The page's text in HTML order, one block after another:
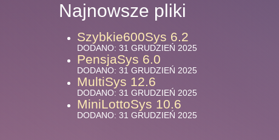
Najnowsze pliki
Szybkie600Sys 6.2
DODANO: 31 GRUDZIEŃ 2025
PensjaSys 6.0
DODANO: 31 GRUDZIEŃ 2025
MultiSys 12.6
DODANO: 31 GRUDZIEŃ 2025
MiniLottoSys 10.6
DODANO: 31 GRUDZIEŃ 2025